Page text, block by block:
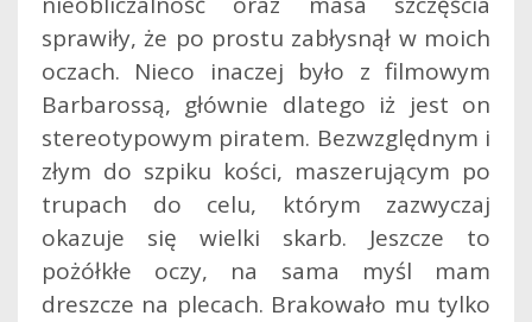
sprawiły, że po prostu zabłysnął w moich
oczach. Nieco inaczej było z filmowym
Barbarossą, głównie dlatego iż jest on
stereotypowym piratem. Bezwzględnym i
złym do szpiku kości, maszerującym po
trupach do celu, którym zazwyczaj
okazuje się wielki skarb. Jeszcze to
pożółkłe oczy, na sama myśl mam
dreszcze na plecach. Brakowało mu tylko